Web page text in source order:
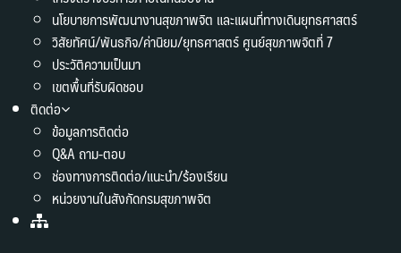
นโยบายการพัฒนางานสุขภาพจิต และแผนที่ทางเดินยุทธศาสตร์
วิสัยทัศน์/พันธกิจ/ค่านิยม/ยุทธศาสตร์ ศูนย์สุขภาพจิตที่ 7
ประวัติความเป็นมา
เขตพื้นที่รับผิดชอบ
ติดต่อ
ข้อมูลการติดต่อ
Q&A ถาม-ตอบ
ช่องทางการติดต่อ/แนะนำ/ร้องเรียน
หน่วยงานในสังกัดกรมสุขภาพจิต